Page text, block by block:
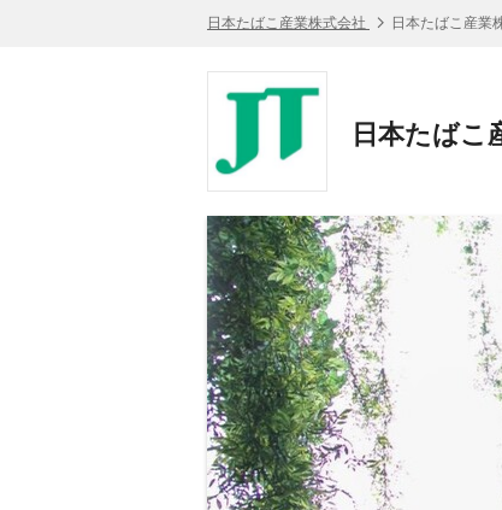
日本たばこ産業株式会社 日本たばこ産業
日本たばこ